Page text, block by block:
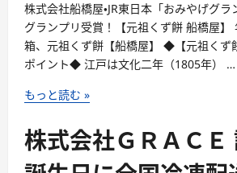
蜜
専
門
店
【神
戸
養
蜂
場
び
せ
ん
【ク
ア
ロ
え
び
株式会社船橋屋・JR東日本「おみやげグ
グランプリ受賞！【元祖くず餅 船橋屋】
箱、元祖くず餅【船橋屋】 ◆【元祖くず
ポイント◆ 江戸は文化二年（1805年） …
JR
日
本
「お
もっと読む »
株式会社ＧＲＡＣＥ